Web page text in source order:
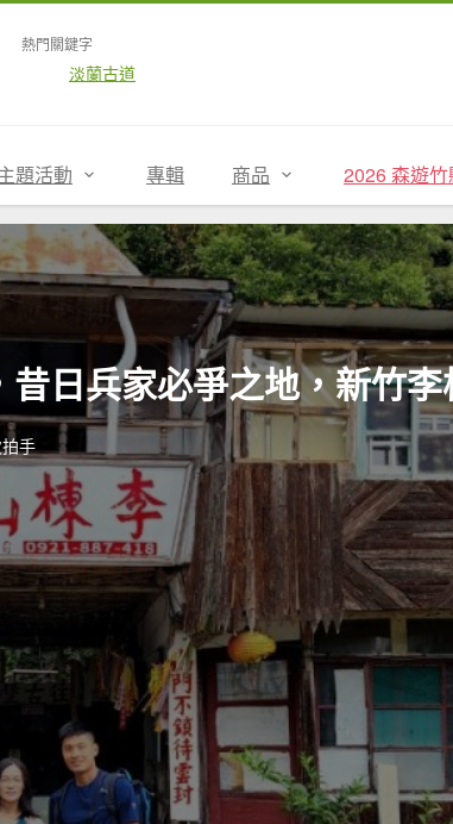
熱門關鍵字
淡蘭古道
題活動 專輯 商品 2026 森遊竹
日兵家必爭之地，新竹
手